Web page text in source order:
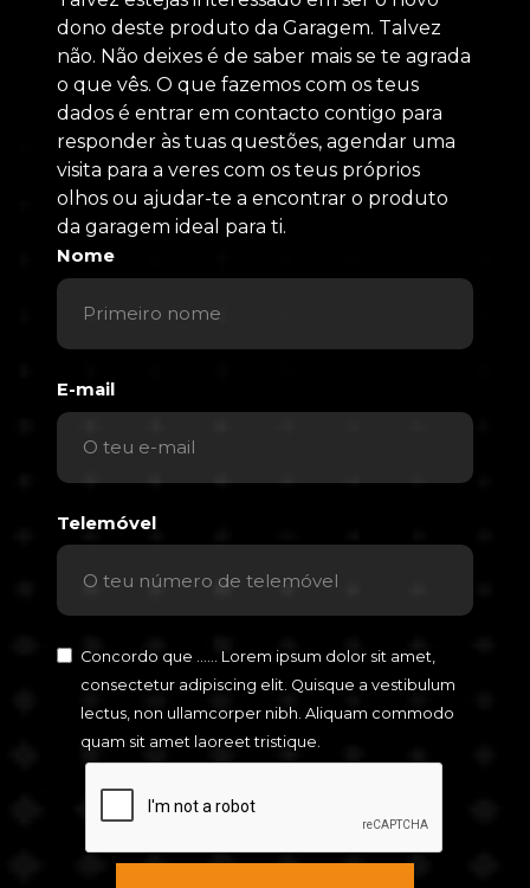
dono deste produto da Garagem. Talvez
não. Não deixes é de saber mais se te agrada
o que vês. O que fazemos com os teus
dados é entrar em contacto contigo para
responder às tuas questões, agendar uma
visita para a veres com os teus próprios
olhos ou ajudar-te a encontrar o produto
da garagem ideal para ti.
Nome
E-mail
Telemóvel
Concordo que ...... Lorem ipsum dolor sit amet,
consectetur adipiscing elit. Quisque a vestibulum
lectus, non ullamcorper nibh. Aliquam commodo
quam sit amet laoreet tristique.